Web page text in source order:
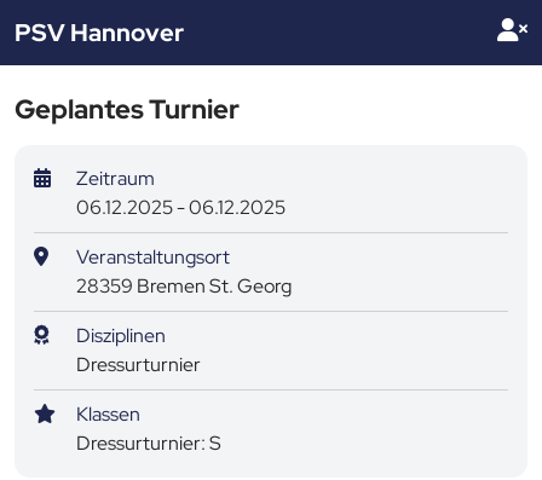
PSV Hannover
Geplantes Turnier
Zeitraum
06.12.2025 - 06.12.2025
Veranstaltungsort
28359 Bremen St. Georg
Disziplinen
Dressurturnier
Klassen
Dressurturnier: S